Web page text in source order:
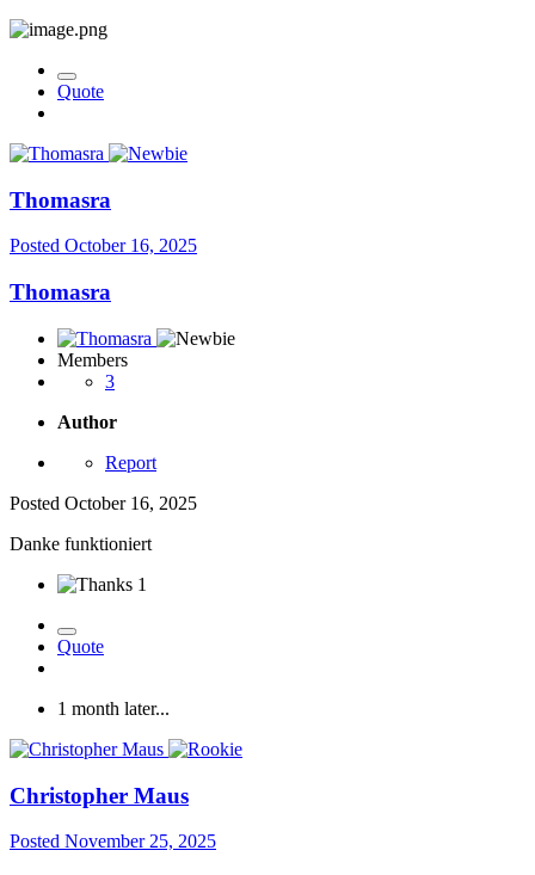
Quote
Thomasra
Posted October 16, 2025
Thomasra
Members
3
Author
Report
Posted October 16, 2025
Danke funktioniert
1
Quote
1 month later...
Christopher Maus
Posted November 25, 2025